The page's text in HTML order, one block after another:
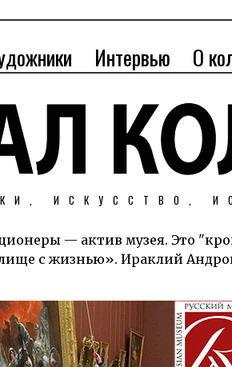
Интервью О
ИСКУССТВО,
— актив музея. Это
с жизнью». Ираклий